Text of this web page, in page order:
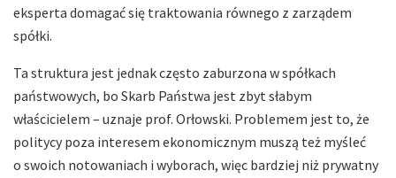
eksperta domagać się traktowania równego z zarządem
spółki.
Ta struktura jest jednak często zaburzona w spółkach
państwowych, bo Skarb Państwa jest zbyt słabym
właścicielem – uznaje prof. Orłowski. Problemem jest to, że
politycy poza interesem ekonomicznym muszą też myśleć
o swoich notowaniach i wyborach, więc bardziej niż prywatny